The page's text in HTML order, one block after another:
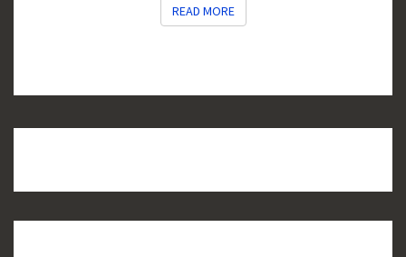
READ MOREREAD MORE